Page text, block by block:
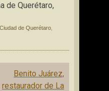
de Querétaro,
Ciudad de Querétaro
Benito Juárez,
restaurador de La